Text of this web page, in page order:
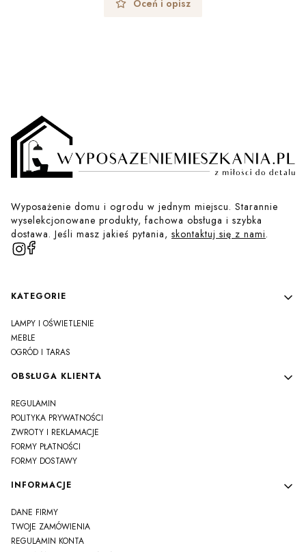
Oceń i opisz
Wyposażenie domu i ogrodu w jednym miejscu. Starannie
wyselekcjonowane produkty, fachowa obsługa i szybka
dostawa. Jeśli masz jakieś pytania, skontaktuj się z nami.
Linki w stopce
KATEGORIE
LAMPY I OŚWIETLENIE
MEBLE
OGRÓD I TARAS
OBSŁUGA KLIENTA
REGULAMIN
POLITYKA PRYWATNOŚCI
ZWROTY I REKLAMACJE
FORMY PŁATNOŚCI
FORMY DOSTAWY
INFORMACJE
DANE FIRMY
TWOJE ZAMÓWIENIA
REGULAMIN KONTA